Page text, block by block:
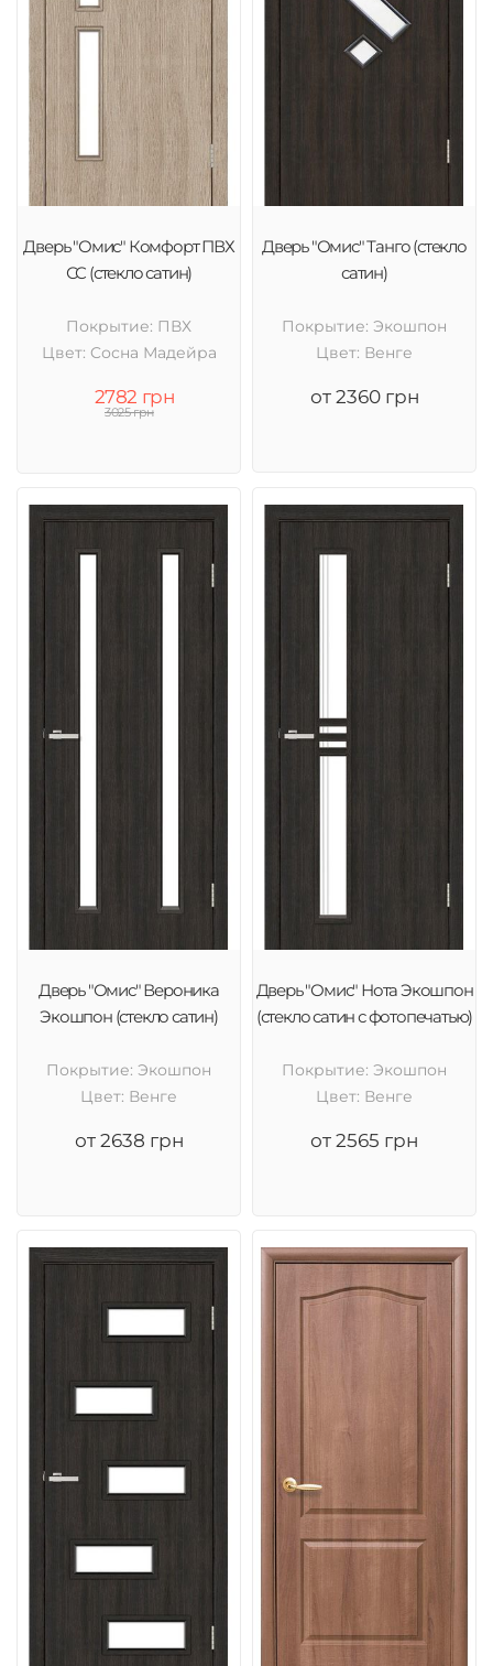
Дверь "Омис" Комфорт ПВХ
СС (стекло сатин)
Покрытие: ПВХ
Цвет: Cосна Мадейра
2782 грн
3025 грн
Дверь "Омис" Танго (стекло
сатин)
Покрытие: Экошпон
Цвет: Венге
от 2360 грн
Дверь "Омис" Вероника
Экошпон (стекло сатин)
Покрытие: Экошпон
Цвет: Венге
от 2638 грн
Дверь "Омис" Нота Экошпон
(стекло сатин с фотопечатью)
Покрытие: Экошпон
Цвет: Венге
от 2565 грн